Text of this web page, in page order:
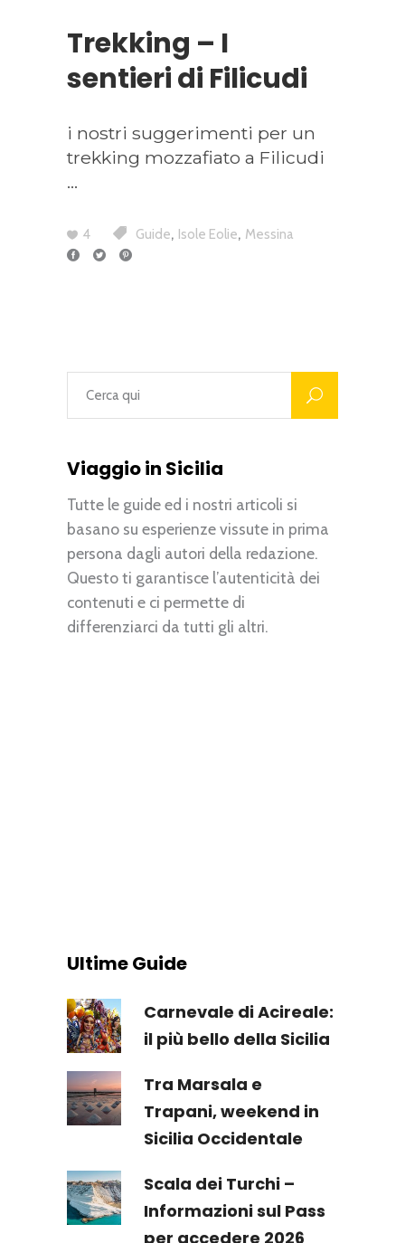
Trekking – I
sentieri di Filicudi
i nostri suggerimenti per un
trekking mozzafiato a Filicudi
4 Guide, Isole Eolie, Messina
Viaggio in Sicilia
Tutte le guide ed i nostri articoli si
basano su esperienze vissute in prima
persona dagli autori della redazione.
Questo ti garantisce l’autenticità dei
contenuti e ci permette di
differenziarci da tutti gli altri.
Ultime Guide
Carnevale di Acireale:
il più bello della Sicilia
Tra Marsala e
Trapani, weekend in
Sicilia Occidentale
Scala dei Turchi –
Informazioni sul Pass
per accedere 2026